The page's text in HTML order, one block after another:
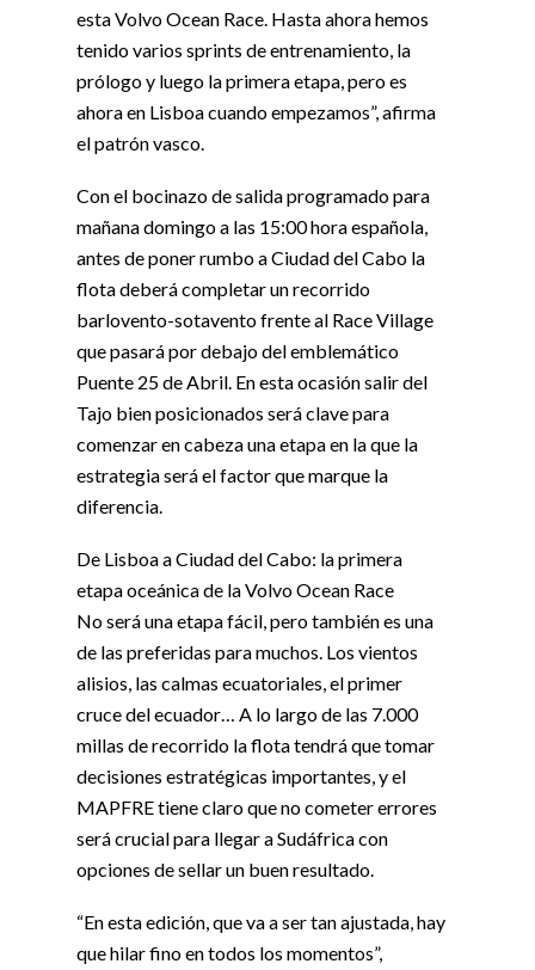
esta Volvo Ocean Race. Hasta ahora hemos
tenido varios sprints de entrenamiento, la
prólogo y luego la primera etapa, pero es
ahora en Lisboa cuando empezamos”, afirma
el patrón vasco.
Con el bocinazo de salida programado para
mañana domingo a las 15:00 hora española,
antes de poner rumbo a Ciudad del Cabo la
flota deberá completar un recorrido
barlovento-sotavento frente al Race Village
que pasará por debajo del emblemático
Puente 25 de Abril. En esta ocasión salir del
Tajo bien posicionados será clave para
comenzar en cabeza una etapa en la que la
estrategia será el factor que marque la
diferencia.
De Lisboa a Ciudad del Cabo: la primera
etapa oceánica de la Volvo Ocean Race
No será una etapa fácil, pero también es una
de las preferidas para muchos. Los vientos
alisios, las calmas ecuatoriales, el primer
cruce del ecuador… A lo largo de las 7.000
millas de recorrido la flota tendrá que tomar
decisiones estratégicas importantes, y el
MAPFRE tiene claro que no cometer errores
será crucial para llegar a Sudáfrica con
opciones de sellar un buen resultado.
“En esta edición, que va a ser tan ajustada, hay
que hilar fino en todos los momentos”,